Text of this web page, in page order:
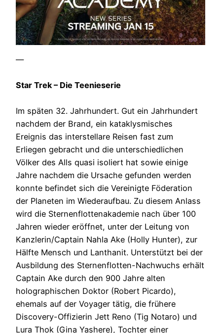
—
Star Trek – Die Teenieserie
Im späten 32. Jahrhundert. Gut ein Jahrhundert
nachdem der Brand, ein kataklysmisches
Ereignis das interstellare Reisen fast zum
Erliegen gebracht und die unterschiedlichen
Völker des Alls quasi isoliert hat sowie einige
Jahre nachdem die Ursache gefunden werden
konnte befindet sich die Vereinigte Föderation
der Planeten im Wiederaufbau. Zu diesem Anlass
wird die Sternenflottenakademie nach über 100
Jahren wieder eröffnet, unter der Leitung von
Kanzlerin/Captain Nahla Ake (Holly Hunter), zur
Hälfte Mensch und Lanthanit. Unterstützt bei der
Ausbildung des Sternenflotten-Nachwuchs erhält
Captain Ake durch den 900 Jahre alten
holographischen Doktor (Robert Picardo),
ehemals auf der Voyager tätig, die frühere
Discovery-Offizierin Jett Reno (Tig Notaro) und
Lura Thok (Gina Yashere), Tochter einer